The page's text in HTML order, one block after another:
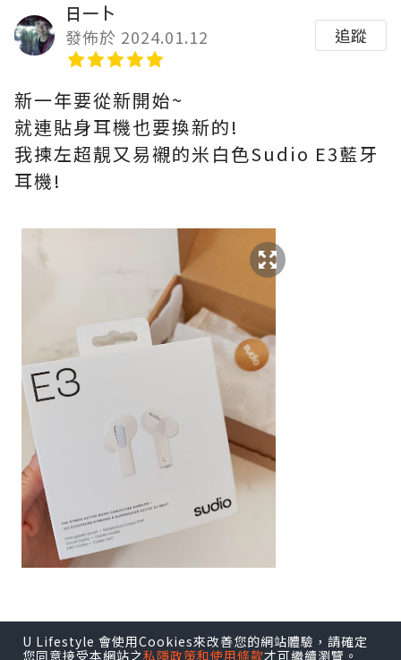
日一卜
發佈於 2024.01.12
追蹤
新一年要從新開始~
就連貼身耳機也要換新的!
我揀左超靚又易襯的米白色Sudio E3藍牙
耳機!
機身輕巧細細~
U Lifestyle 會使用Cookies來改善您的網站體驗，請確定
您同意接受本網站之私隱政策和使用條款才可繼續瀏覽。